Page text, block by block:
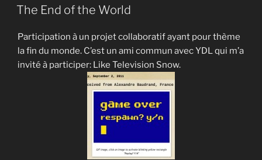
LE
The End of the World
Participation à un projet collaboratif ayant pour thème
la fin du monde. C’est un ami commun avec YDL qui m’a
invité à participer: Like Television Snow.